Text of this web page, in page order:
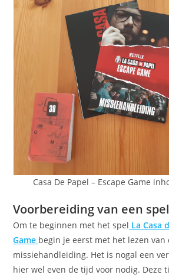
Casa De Papel – Escape Game
Voorbereiding van een spel
Om te beginnen met het spel La Casa
Game begin je eerst met het lezen van
missiehandleiding. Het is nogal een
hier wel even de tijd voor nodig. Deze